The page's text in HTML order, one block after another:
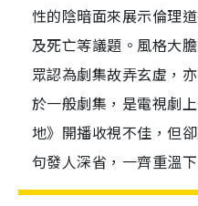
性的陰暗面來展示倫理
及死亡等議題。風格大
眾認為劇集故弄玄虛，
於一般劇集，是電視劇
地》開播收視不佳，但
句發人深省，一齊重溫下